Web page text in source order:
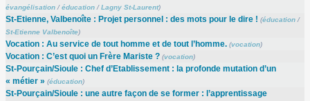
évangélisation/éducation/Lagny St-Laurent)
St-Etienne, Valbenoîte : Projet personnel : des mots pour le dire ! (éducation/
St-Etienne Valbenoîte)
Vocation : Au service de tout homme et de tout l’homme. (vocation)
Vocation : C’est quoi un Frère Mariste ? (vocation)
St-Pourçain/Sioule : Chef d’Etablissement : la profonde mutation d’un
« métier » (éducation)
St-Pourçain/Sioule : une autre façon de se former : l’apprentissage